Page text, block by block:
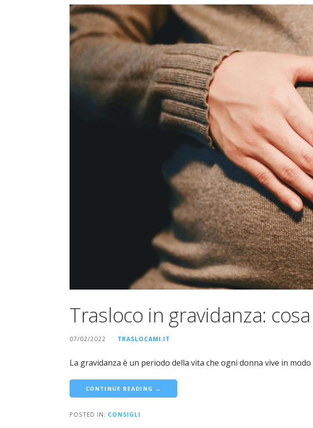
Trasloco in gravidanza:
07/02/2022 TRASLOCAMI.IT
La gravidanza è un periodo della vita che ogni donna vive in
CONTINUE READING →
POSTED IN: CONSIGLI